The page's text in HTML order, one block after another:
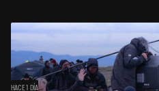
HACE 1 DÍA